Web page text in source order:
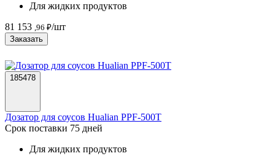
Для жидких продуктов
81 153 ,96 ₽/шт
Заказать
185478
Дозатор для соусов Hualian PPF-500T
Срок поставки 75 дней
Для жидких продуктов